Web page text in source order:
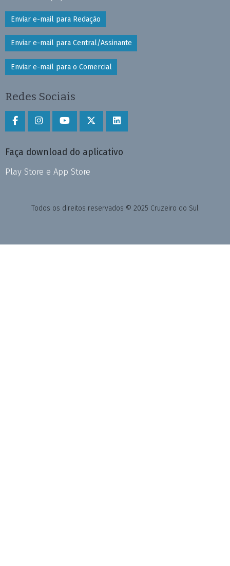
Enviar e-mail para Redação
Enviar e-mail para Central/Assinante
Enviar e-mail para o Comercial
Redes Sociais
Faça download do aplicativo
Play Store e App Store
Todos os direitos reservados © 2025 Cruzeiro do Sul